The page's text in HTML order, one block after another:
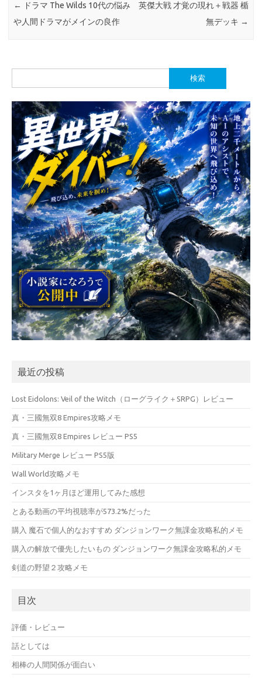
←
ドラマ The Wilds 10代の悩み
や人間ドラマがメインの良作
英傑大戦 才覚の現れ＋戦器 楯
無デッキ →
索:
最近の投稿
Lost Eidolons: Veil of the Witch（ローグライク＋SRPG）レビュー
真・三國無双8 Empires攻略メモ
真・三國無双8 Empires レビュー PS5
Military Merge レビュー PS5版
Wall World攻略メモ
インスタを1ヶ月ほど運用してみた感想
とある動画の平均視聴率が573.2%だった
購入 魔石で個人的なおすすめ ダンジョンワーク無課金攻略私的メモ
購入の解放で優先したいもの ダンジョンワーク無課金攻略私的メモ
剣道の野望２攻略メモ
目次
評価・レビュー
話としては
相棒の人間関係が面白い